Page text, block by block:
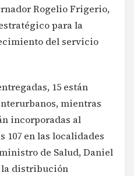
Rogelio Frigerio,
para la
del servicio
15 están
mientras
incorporadas al
107 en las localidades
de Salud, Daniel
la distribución